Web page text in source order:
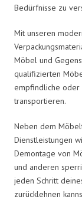
Bedürfnisse zu
Mit unseren
Möbel und
qualifizierten
empfindliche oder
transportieren.
Neben dem
Dienstleistungen
Demontage von
und anderen
jeden Schritt
zurücklehnen